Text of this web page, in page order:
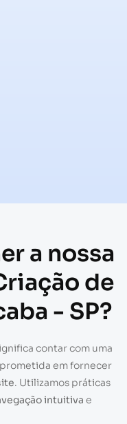
a nossa
de
- SP?
contar com uma
em fornecer
. Utilizamos práticas
intuitiva e